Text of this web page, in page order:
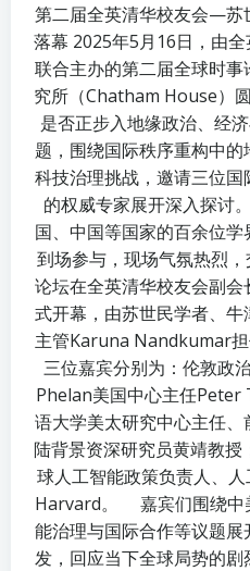
第二届全英清华校友会—苏
落幕 2025年5月16日，由
联合主办的第二届全球时
究所（Chatham House）
是否正步入地缘政治、经
题，围绕国际秩序重构中
科技治理挑战，邀请三位
的权威专家展开深入探讨
国、中国等国家的百余位
到场参与，现场气氛热烈
论坛在全英清华校友会副
式开幕，由苏世民学者、
主管Karuna Nandkumar
三位嘉宾分别为：伦敦政
Phelan美国中心主任
语大学美太研究中心主任
陆背景资深研究员黄靖教授
球人工智能政策负责人、
Harvard。 嘉宾们围绕中
能治理与国际合作等议题
发，回应当下全球局势的